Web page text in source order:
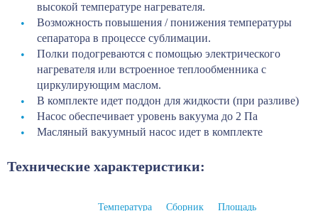
высокой температуре нагревателя.
Возможность повышения / понижения температуры
сепаратора в процессе сублимации.
Полки подогреваются с помощью электрического
нагревателя или встроенное теплообменника с
циркулирующим маслом.
В комплекте идет поддон для жидкости (при разливе)
Насос обеспечивает уровень вакуума до 2 Па
Масляный вакуумный насос идет в комплекте
Технические характеристики:
Температура Сборник Площадь